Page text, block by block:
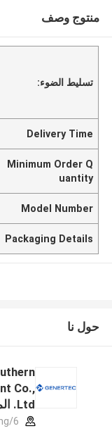
منتوج وصف
تسليط الضوء:
Delivery Time
Minimum Order Q
uantity
Model Number
Packaging Details
حول نا
Co.,
Ltd. الملف الشركة المصنعة